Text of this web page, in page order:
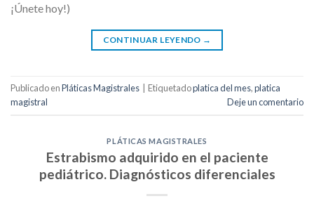
¡Únete hoy!)
CONTINUAR LEYENDO →
Publicado enPláticas Magistrales Etiquetadoplatica del mes,platica
magistral
Deje un comentario
PLÁTICAS MAGISTRALES
Estrabismo adquirido en el paciente
pediátrico. Diagnósticos diferenciales